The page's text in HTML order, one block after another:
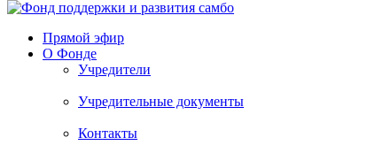
Прямой эфир
О Фонде
Учредители
Учредительные документы
Контакты